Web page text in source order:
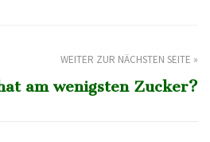
WEITER ZUR NÄCHSTEN SEITE »
am wenigsten Zucker?